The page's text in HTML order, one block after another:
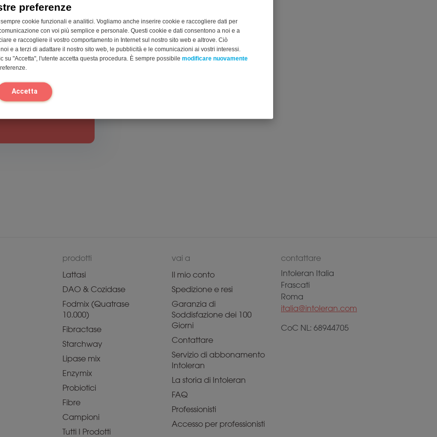
preferenze
cookie funzionali e analitici. Vogliamo anche inserire cookie e raccogliere dati per
con voi più semplice e personale. Questi cookie e dati consentono a noi e a
e raccogliere il vostro comportamento in Internet sul nostro sito web e altrove. Ciò
e a terzi di adattare il nostro sito web, le pubblicità e le comunicazioni ai vostri interessi.
su "Accetta", l'utente accetta questa procedura. È sempre possibile modificare nuovamente
Accetta
prodotti
Lattasi
DAO & Cozidase
Fodmix (Quatrase
10.000)
Fibractase
Starchway
Lipase mix
Enzymix
Probiotici
Fibre
Campioni
Tutti I Prodotti
vai a
Il mio conto
Spedizione e resi
Garanzia di
Soddisfazione dei 100
Giorni
Contattare
Servizio di abbonamento
Intoleran
La storia di Intoleran
FAQ
Professionisti
Accesso per professionisti
contattare
Intoleran Italia
Frascati
Roma
italia@intoleran.com
CoC NL: 68944705